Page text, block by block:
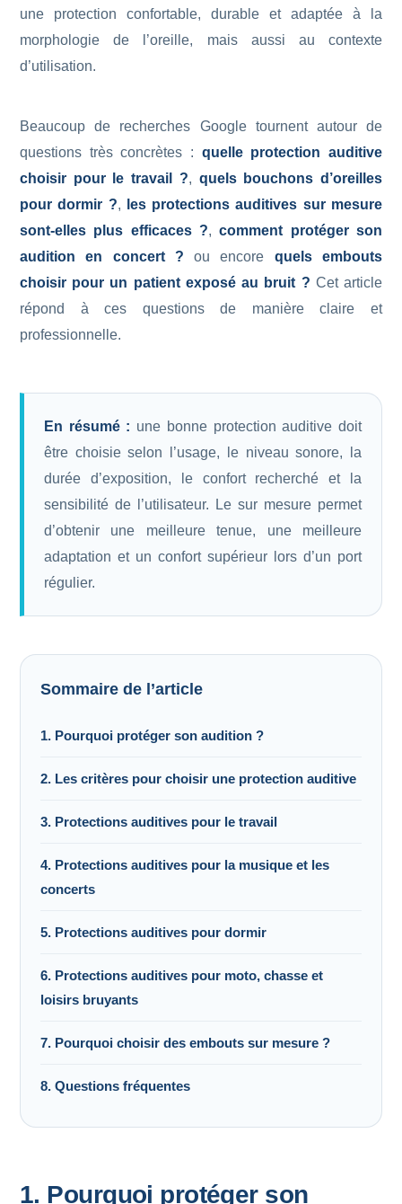
une protection confortable, durable et adaptée à la
morphologie de l’oreille, mais aussi au contexte
d’utilisation.
Beaucoup de recherches Google tournent autour de
questions très concrètes : quelle protection auditive
choisir pour le travail ?, quels bouchons d’oreilles
pour dormir ?,
les protections auditives sur mesure
sont-elles plus efficaces ?,comment protéger son
audition en concert ? ou encore quels embouts
choisir pour un patient exposé au bruit ? Cet article
répond à ces questions de manière claire et
professionnelle.
En résumé : une bonne protection auditive doit
être choisie selon l’usage, le niveau sonore, la
durée d’exposition, le confort recherché et la
sensibilité de l’utilisateur. Le sur mesure permet
d’obtenir une meilleure tenue, une meilleure
adaptation et un confort supérieur lors d’un port
régulier.
Sommaire de l’article
1. Pourquoi protéger son audition ?
2. Les critères pour choisir une protection auditive
3. Protections auditives pour le travail
4. Protections auditives pour la musique et les
concerts
5. Protections auditives pour dormir
6. Protections auditives pour moto, chasse et
loisirs bruyants
7. Pourquoi choisir des embouts sur mesure ?
8. Questions fréquentes
1. Pourquoi protéger son